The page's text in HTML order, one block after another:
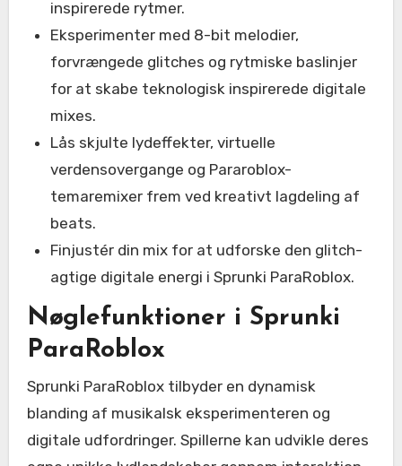
inspirerede rytmer.
Eksperimenter med 8-bit melodier,
forvrængede glitches og rytmiske baslinjer
for at skabe teknologisk inspirerede digitale
mixes.
Lås skjulte lydeffekter, virtuelle
verdensovergange og Pararoblox-
temaremixer frem ved kreativt lagdeling af
beats.
Finjustér din mix for at udforske den glitch-
agtige digitale energi i Sprunki ParaRoblox.
Nøglefunktioner i Sprunki
ParaRoblox
Sprunki ParaRoblox tilbyder en dynamisk
blanding af musikalsk eksperimenteren og
digitale udfordringer. Spillerne kan udvikle deres